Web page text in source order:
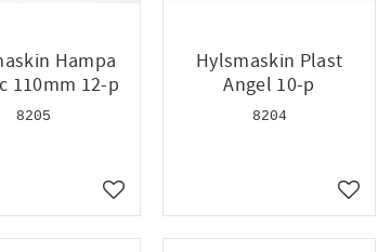
Hampa
110mm 12-p
8205
Lägg till i favoriter
Hylsmaskin Plast
Angel 10-p
8204
Lägg